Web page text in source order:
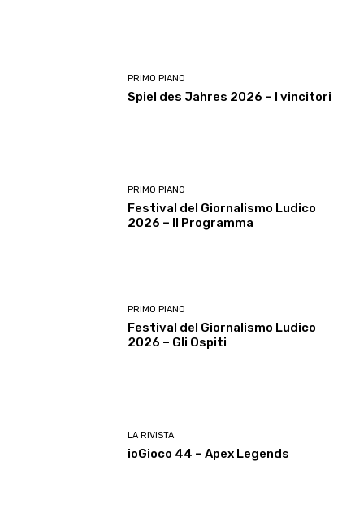
PRIMO PIANO
Spiel des Jahres 2026 – I vincitori
PRIMO PIANO
Festival del Giornalismo Ludico
2026 – Il Programma
PRIMO PIANO
Festival del Giornalismo Ludico
2026 – Gli Ospiti
LA RIVISTA
ioGioco 44 – Apex Legends